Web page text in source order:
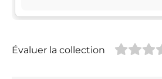
Évaluer la collection